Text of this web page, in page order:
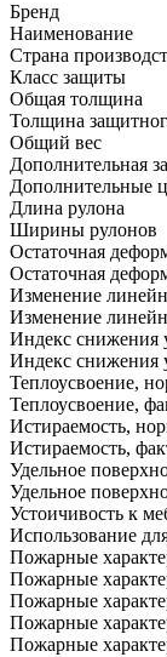
Бренд
Наименование
Страна
Класс защиты
Общая толщина
Толщина
Общий вес
Дополнительная
Дополнительные
Длина рулона
Ширины рулонов
Остаточная
Остаточная
Изменение
Изменение
Индекс снижения
Индекс снижения
Теплоусвоение,
Теплоусвоение,
Истираемость,
Истираемость,
Удельное
Удельное
Устоичивость к
Использование
Пожарные
Пожарные
Пожарные
Пожарные
Пожарные